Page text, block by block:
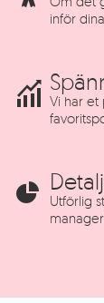
inför
Vi har et
Utförlig